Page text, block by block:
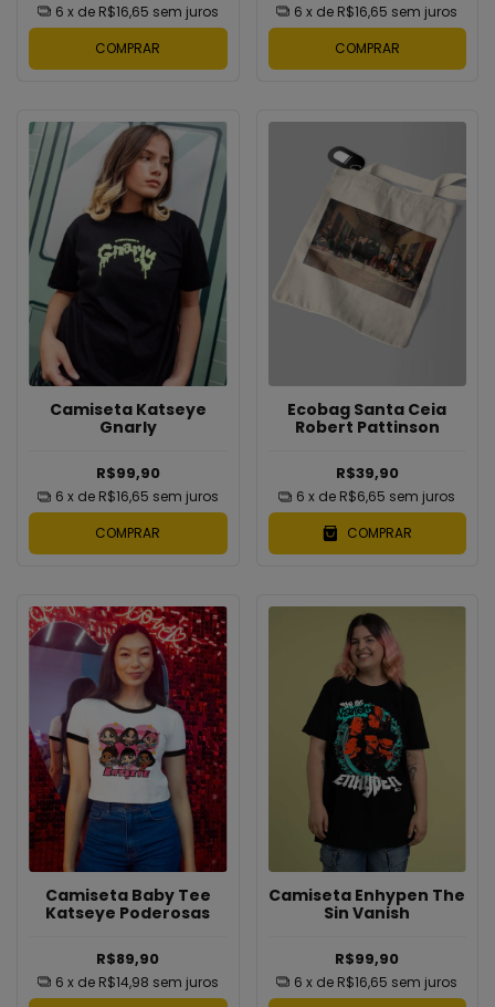
6 x de R$16,65 sem juros
COMPRAR
6 x de R$16,65 sem juros
COMPRAR
Camiseta Katseye
Gnarly
R$99,90
6 x de R$16,65 sem juros
COMPRAR
Ecobag Santa Ceia
Robert Pattinson
R$39,90
6 x de R$6,65 sem juros
COMPRAR
Camiseta Baby Tee
Katseye Poderosas
R$89,90
6 x de R$14,98 sem juros
Camiseta Enhypen The
Sin Vanish
R$99,90
6 x de R$16,65 sem juros